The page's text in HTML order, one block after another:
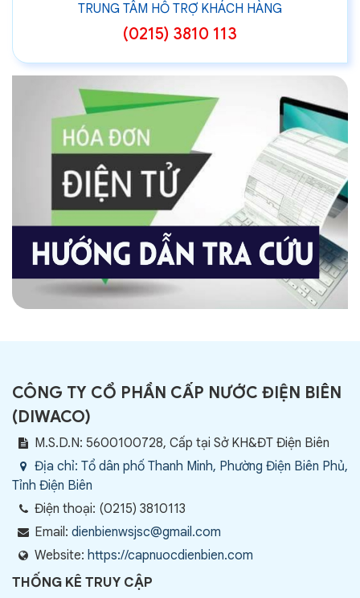
TRUNG TÂM HỖ TRỢ KHÁCH HÀNG
(0215) 3810 113
CÔNG TY CỔ PHẦN CẤP NƯỚC ĐIỆN BIÊN
(DIWACO)
M.S.D.N: 5600100728, Cấp tại Sở KH&ĐT Điện Biên
Địa chỉ: Tổ dân phố Thanh Minh, Phường Điện Biên Phủ,
Tỉnh Điện Biên
Điện thoại: (0215) 3810113
Email: dienbienwsjsc@gmail.com
Website: https://capnuocdienbien.com
THỐNG KÊ TRUY CẬP